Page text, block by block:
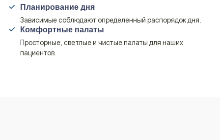
Планирование дня
Зависимые соблюдают определенный распорядок дня.
Комфортные палаты
Просторные, светлые и чистые палаты для наших
пациентов.